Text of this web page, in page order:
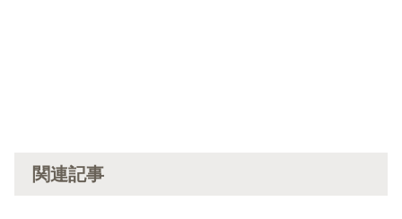
関連記事